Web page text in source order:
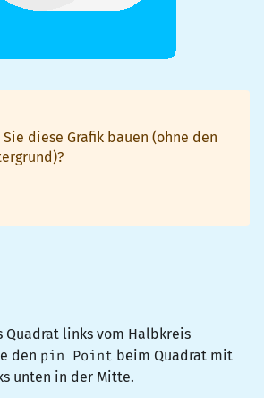
diese Grafik bauen (ohne den
Quadrat links vom Halbkreis
den pin Point beim Quadrat mit
unten in der Mitte.